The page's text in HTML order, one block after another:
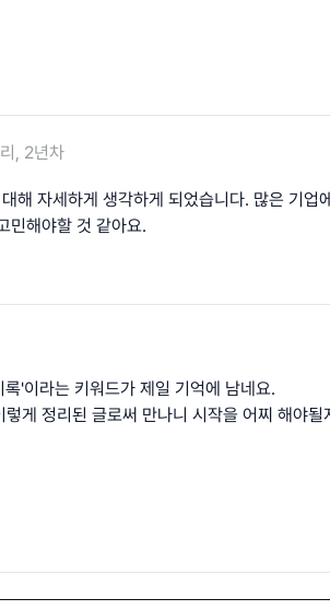
, 2년차
해 자세하게 생각하게 되었습니다. 많은 기업
민해야할 것 같아요.
'이라는 키워드가 제일 기억에 남네요.
게 정리된 글로써 만나니 시작을 어찌 해야될